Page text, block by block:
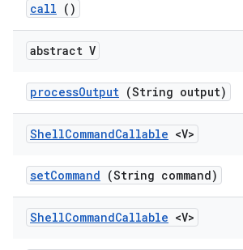
call ()
abstract V
processOutput (String output)
ShellCommandCallable <V>
setCommand (String command)
ShellCommandCallable <V>